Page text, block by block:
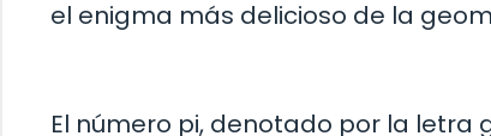
el enigma más delicioso de la
El número pi, denotado por la